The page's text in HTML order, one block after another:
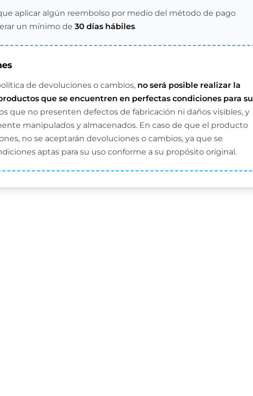
aplicar algún reembolso por medio del método de pago
un mínimo de 30 días hábiles.
de devoluciones o cambios, no será posible realizar la
que se encuentren en perfectas condiciones para su
que no presenten defectos de fabricación ni daños visibles, y
manipulados y almacenados. En caso de que el producto
no se aceptarán devoluciones o cambios, ya que se
aptas para su uso conforme a su propósito original.